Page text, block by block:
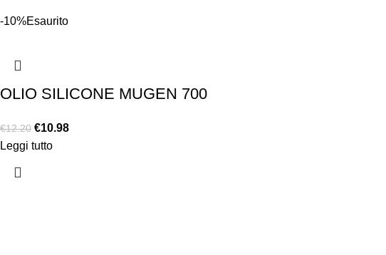
-10%Esaurito
OLIO SILICONE MUGEN 700
€12.20 €10.98
Leggi tutto